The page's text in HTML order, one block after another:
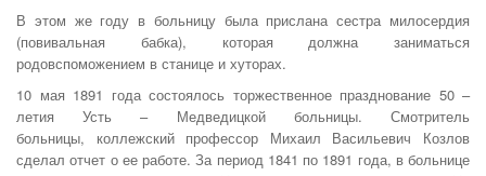
В этом же году в больницу была прислана сестра милосердия
(повивальная бабка), которая должна заниматься
родовспоможением в станице и хуторах.
10 мая 1891 года состоялось торжественное празднование 50 –
летия Усть – Медведицкой больницы. Смотритель
больницы, коллежский профессор Михаил Васильевич Козлов
сделал отчет о ее работе. За период 1841 по 1891 года, в больнице